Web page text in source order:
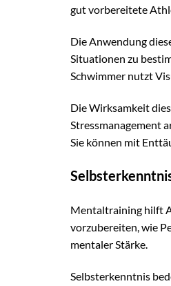
gut vorbereitete
Die Anwendung
Situationen zu
Schwimmer nutzt
Die Wirksamkeit
Stressmanagement
Sie können mit
Mentaltraining hilft
vorzubereiten, wie
mentaler Stärke.
Selbsterkenntnis